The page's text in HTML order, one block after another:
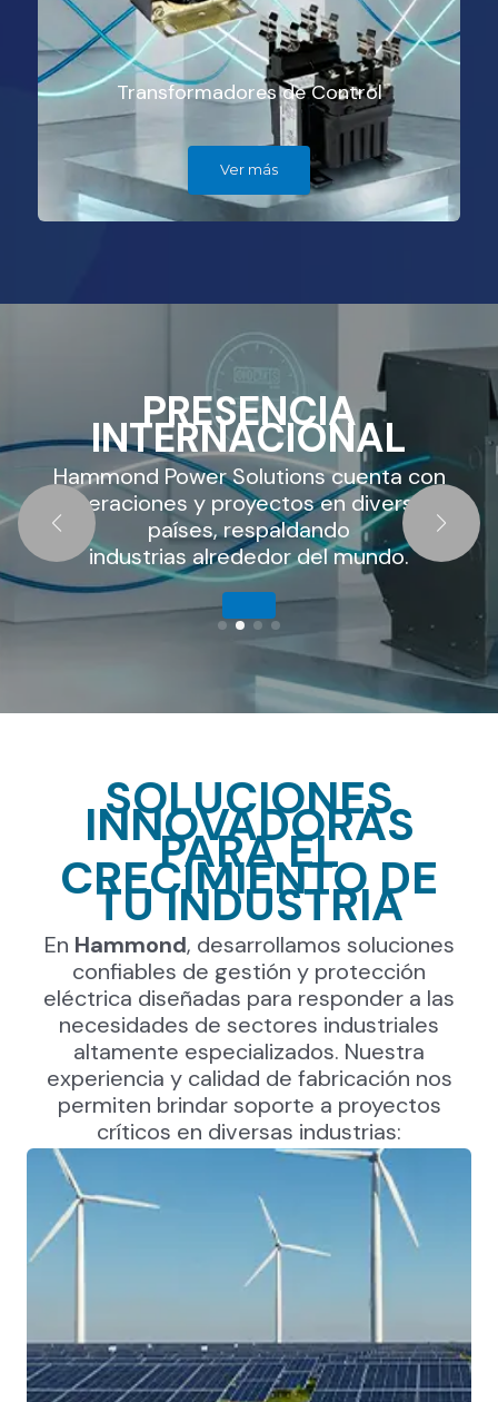
Transformadores de Control
Ver más
con
AMESA
AUTORIZADO
En AMESA somos distribuidor
de Hammond Power
ofreciendo productos
originales y soporte
Cotiza tu proyecto
con AMESA
SOLUCIONES
INNOVADORAS
PARA EL
CRECIMIENTO DE
TU INDUSTRIA
En Hammond, desarrollamos soluciones
confiables de gestión y protección
eléctrica diseñadas para responder a las
necesidades de sectores industriales
altamente especializados. Nuestra
experiencia y calidad de fabricación nos
permiten brindar soporte a proyectos
críticos en diversas industrias: